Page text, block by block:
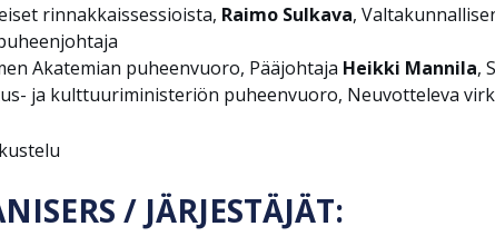
rinnakkaissessioista, Raimo Sulkava,
Akatemian puheenvuoro, Pääjohtaja Heikki Mannila,
ja kulttuuriministeriön puheenvuoro, Neuvotteleva
/ JÄRJESTÄJÄT: